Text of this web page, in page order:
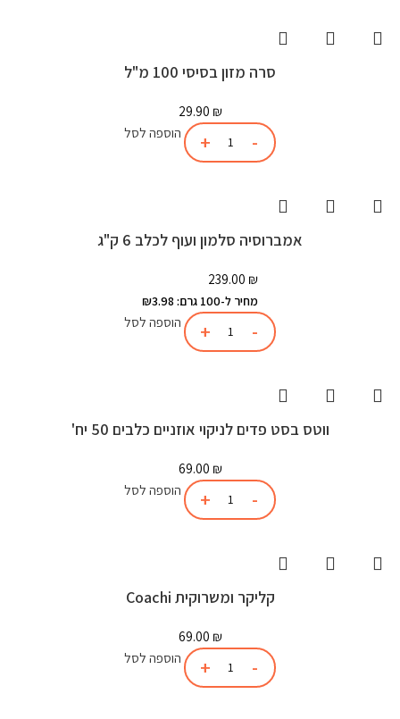
סרה מזון בסיסי 100 מ"ל
29.90 ₪
הוספה לסל
אמברוסיה סלמון ועוף לכלב 6 ק"ג
239.00 ₪
מחיר ל-100 גרם: ₪3.98
הוספה לסל
ווטס בסט פדים לניקוי אוזניים כלבים 50 יח'
69.00 ₪
הוספה לסל
קליקר ומשרוקית Coachi
69.00 ₪
הוספה לסל